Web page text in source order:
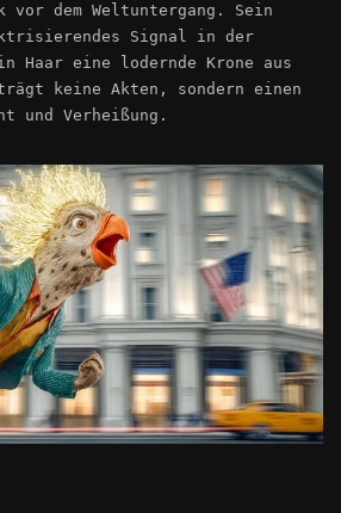
dem Weltuntergang. Sein
Signal in der
Haar eine lodernde Krone aus
keine Akten, sondern einen
und Verheißung.